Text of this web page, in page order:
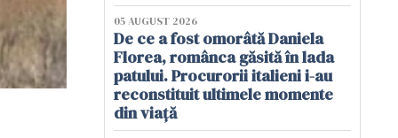
05 AUGUST 2026
De ce a fost omorâtă Daniela
Florea, românca găsită în lada
patului. Procurorii italieni i-au
reconstituit ultimele momente
din viață